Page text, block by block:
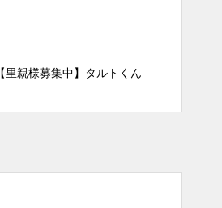
【里親様募集中】タルトくん